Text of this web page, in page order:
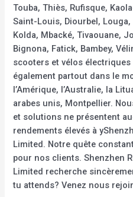
Touba, Thiès, Rufisque,
Saint-Louis, Diourbel,
Kolda, Mbacké, Tivaouane,
Bignona, Fatick, Bambey,
scooters et vélos
également partout dans le
l’Amérique, l’Australie, la
arabes unis, Montpellier.
et solutions ne présentent
rendements élevés à
Limited. Notre quête
pour nos clients. Shenzhen
Limited recherche
tu attends? Venez nous